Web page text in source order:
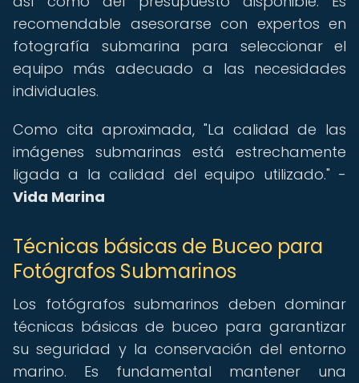
recomendable asesorarse con expertos en
fotografía submarina para seleccionar el
equipo más adecuado a las necesidades
individuales.
Como cita aproximada, "La calidad de las
imágenes submarinas está estrechamente
ligada a la calidad del equipo utilizado." -
Vida Marina
Técnicas básicas de Buceo para
Fotógrafos Submarinos
Los fotógrafos submarinos deben dominar
técnicas básicas de buceo para garantizar
su seguridad y la conservación del entorno
marino. Es fundamental mantener una